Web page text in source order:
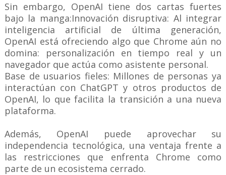
Sin embargo, OpenAI tiene dos cartas fuertes
bajo la manga:Innovación disruptiva: Al integrar
inteligencia artificial de última generación,
OpenAI está ofreciendo algo que Chrome aún no
domina: personalización en tiempo real y un
navegador que actúa como asistente personal.
Base de usuarios fieles: Millones de personas ya
interactúan con ChatGPT y otros productos de
OpenAI, lo que facilita la transición a una nueva
plataforma.
Además, OpenAI puede aprovechar su
independencia tecnológica, una ventaja frente a
las restricciones que enfrenta Chrome como
parte de un ecosistema cerrado.